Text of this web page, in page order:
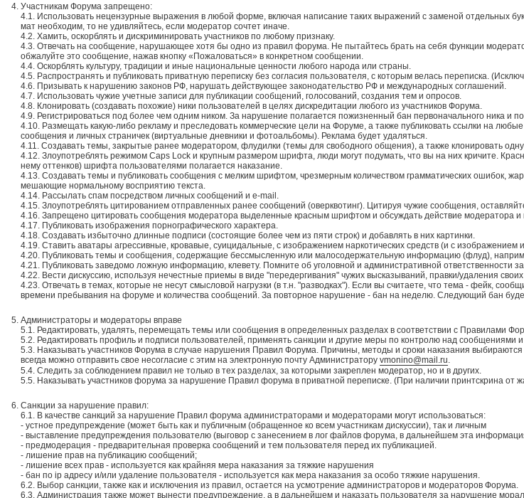
Участникам Форума запрещено:
4.1. Использовать нецензурные выражения в любой форме, включая написание таких выражений с заменой отдельных
мат необходим, то не удивляйтесь, если модератор сочтет иначе.
4.2. Хамить, оскорблять и дискриминировать участников по любому признаку.
4.3. Отвечать на сообщение, нарушающее хотя бы одно из правил форума. Не пытайтесь брать на себя функции
обжалуйте это сообщение, нажав кнопку «Пожаловаться» в конкретном сообщении.
4.4. Оскорблять культуру, традиции и иные национальные ценности любого народа или страны.
4.5. Распространять и публиковать приватную переписку без согласия пользователя, с которым велась переписка.
4.6. Призывать к нарушению законов РФ, нарушать действующее законодательство РФ и международных соглашений.
4.7. Использовать чужие учетные записи для публикации сообщений, голосований, создания тем и опросов.
4.8. Клонировать (создавать похожие) ники пользователей в целях дискредитации любого из участников Форума.
4.9. Регистрироваться под более чем одним ником. За нарушение полагается пожизненный бан первоначального ника и
4.10. Размещать какую-либо рекламу и преследовать коммерческие цели на Форуме, а также публиковать ссылки на
сообщения и личных страничек (виртуальные дневники и фотоальбомы). Реклама будет удаляться.
4.11. Создавать темы, закрытые ранее модератором, флудилки (темы для свободного общения), а также клонировать
4.12. Злоупотреблять режимом Caps Lock и крупным размером шрифта, люди могут подумать, что вы на них кричите.
нему оттенков) шрифта пользователями полагается наказание.
4.13. Создавать темы и публиковать сообщения с мелким шрифтом, чрезмерным количеством грамматических ошибок,
мешающие нормальному восприятию текста.
4.14. Рассылать спам посредством личных сообщений и e-mail.
4.15. Злоупотреблять цитированием отправленных ранее сообщений (оверквотинг). Цитируя чужие сообщения,
4.16. Запрещено цитировать сообщения модератора выделенные красным шрифтом и обсуждать действие модератора и
4.17. Публиковать изображения порнографического характера.
4.18. Создавать избыточно длинные подписи (состоящие более чем из пяти строк) и добавлять в них картинки.
4.19. Ставить аватары агрессивные, кровавые, суицидальные, с изображением наркотических средств (и с изображением
4.20. Публиковать темы и сообщения, содержащие бессмысленную или малосодержательную информацию (флуд),
4.21. Публиковать заведомо ложную информацию, клевету. Помните об уголовной и административной ответственности
4.22. Вести дискуссию, используя нечестные приемы в виде "передергивания" чужих высказываний, правки/удаления
4.23. Отвечать в темах, которые не несут смысловой нагрузки (в т.н. "разводках"). Если вы считаете, что тема - фейк,
времени пребывания на форуме и количества сообщений. За повторное нарушение - бан на неделю. Следующий бан
Администраторы и модераторы вправе
5.1. Редактировать, удалять, перемещать темы или сообщения в определенных разделах в соответствии с Правилами
5.2. Редактировать профиль и подписи пользователей, применять санкции и другие меры по контролю над
5.3. Наказывать участников Форума в случае нарушения Правил Форума. Причины, методы и сроки наказания
всегда можно отправить свое несогласие с этим на электронную почту Администратору vmonino@mail.ru.
5.4. Следить за соблюдением правил не только в тех разделах, за которыми закреплен модератор, но и в других.
5.5. Наказывать участников форума за нарушение Правил форума в приватной переписке. (При наличии принтскрина от
Санкции за нарушение правил:
6.1. В качестве санкций за нарушение Правил форума администраторами и модераторами могут использоваться:
- устное предупреждение (может быть как и публичным (обращенное ко всем участникам дискуссии), так и личным
- выставление предупреждения пользователю (выговор с занесением в лог файлов форума, в дальнейшем эта
- предмодерация - предварительная проверка сообщений и тем пользователя перед их публикацией.
- лишение прав на публикацию сообщений;
- лишение всех прав - используется как крайняя мера наказания за тяжкие нарушения
- бан по ip адресу и/или удаление пользователя - используется как мера наказания за особо тяжкие нарушения.
6.2. Выбор санкции, также как и исключения из правил, остается на усмотрение администраторов и модераторов Форума.
6.3. Администрация также может вынести предупреждение, а в дальнейшем и наказать пользователя за нарушение